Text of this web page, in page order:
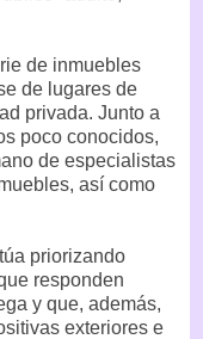
de inmuebles
de lugares de
privada. Junto a
poco conocidos,
de especialistas
así como
priorizando
responden
y que, además,
exteriores e